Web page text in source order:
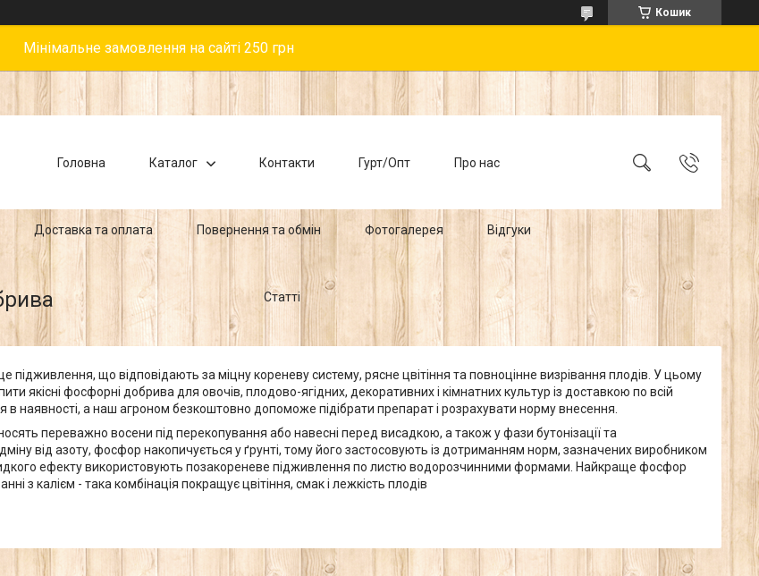
Кошик
Мінімальне замовлення на сайті 250 грн
Головна Каталог Контакти Гурт/Опт Про нас
Доставка та оплата Повернення та обмін Фотогалерея Відгуки
Статті
підживлення, що відповідають за міцну кореневу систему, рясне цвітіння та повноцінне визрівання плодів. У цьому
якісні фосфорні добрива для овочів, плодово-ягідних, декоративних і кімнатних культур із доставкою по всій
в наявності, а наш агроном безкоштовно допоможе підібрати препарат і розрахувати норму внесення.
переважно восени під перекопування або навесні перед висадкою, а також у фази бутонізації та
від азоту, фосфор накопичується у ґрунті, тому його застосовують із дотриманням норм, зазначених виробником
ефекту використовують позакореневе підживлення по листю водорозчинними формами. Найкраще фосфор
з калієм - така комбінація покращує цвітіння, смак і лежкість плодів